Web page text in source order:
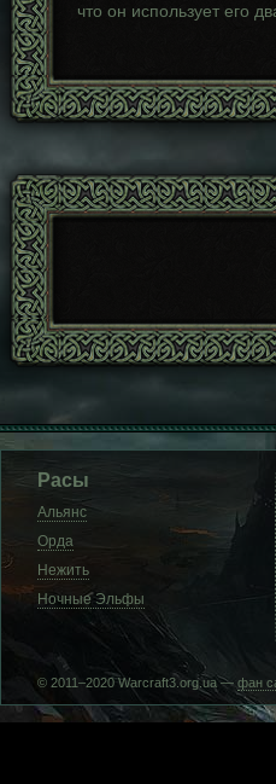
что он использует его
Расы
Альянс
Орда
Нежить
Ночные Эльфы
© 2011–2020 Warcraft3.org.ua — фан